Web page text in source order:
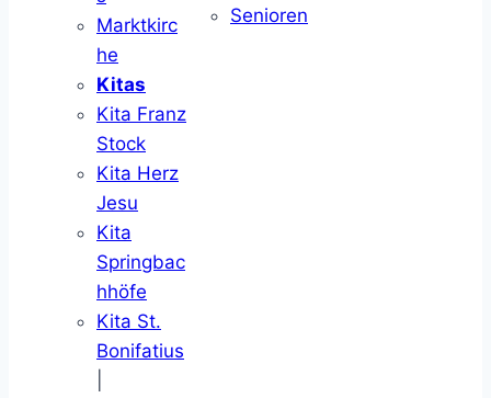
Marktkirc
he
Kitas
Kita Franz
Stock
Kita Herz
Jesu
Kita
Springbac
hhöfe
Kita St.
Bonifatius
Senioren